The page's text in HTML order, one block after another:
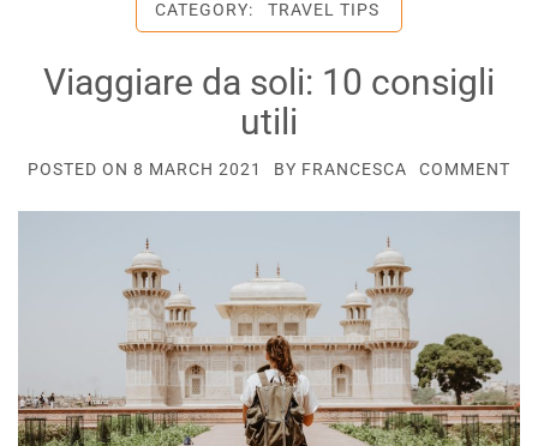
CATEGORY: TRAVEL TIPS
Viaggiare da soli: 10 consigli
utili
POSTED ON 8 MARCH 2021 BY FRANCESCA COMMENT